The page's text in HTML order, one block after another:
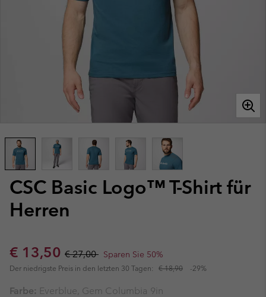
CSC Basic Logo™ T-Shirt für
Herren
Sale price:
€ 13,50 Regular price:
€ 27,00 Sparen Sie 50%
Der niedrigste Preis in den letzten 30 Tagen: € 18,90 -29%
Farbe: Everblue, Gem Columbia 9in